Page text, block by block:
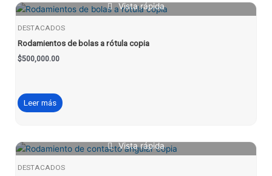
Vista rápida
DESTACADOS
Rodamientos de bolas a rótula copia
$500,000.00
Leer más
Vista rápida
DESTACADOS